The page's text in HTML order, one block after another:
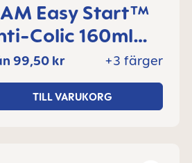
Easy Start™
Colic 160ml
0+
1 del
+3 färger
99,50 kr
TILL VARUKORG